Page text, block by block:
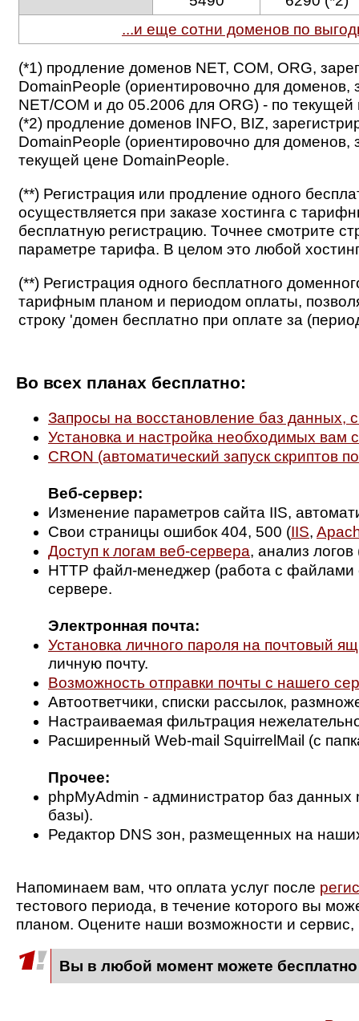
...и еще сотни доменов по
(*1) продление доменов NET, COM, ORG,
DomainPeople (ориентировочно для доменов,
NET/COM и до 05.2006 для ORG) - по
(*2) продление доменов INFO, BIZ,
DomainPeople (ориентировочно для доменов,
текущей цене DomainPeople.
(**) Регистрация или продление одного
осуществляется при заказе хостинга с
бесплатную регистрацию. Точнее смотрите
параметре тарифа. В целом это любой
(**) Регистрация одного бесплатного
тарифным планом и периодом оплаты,
строку 'домен бесплатно при оплате за
Во всех планах бесплатно:
Запросы на восстановление баз данных,
Установка и настройка необходимых вам
CRON (автоматический запуск скриптов
Веб-сервер:
Изменение параметров сайта IIS,
Свои страницы ошибок 404, 500 (IIS,
Доступ к логам веб-сервера, анализ логов
HTTP файл-менеджер (работа с файлами
сервере.
Электронная почта:
Установка личного пароля на почтовый
личную почту.
Возможность отправки почты с нашего
Автоответчики, списки рассылок,
Настраиваемая фильтрация
Расширенный Web-mail SquirrelMail (с
Прочее:
phpMyAdmin - администратор баз данных
базы).
Редактор DNS зон, размещенных на
Напоминаем вам, что оплата услуг после
тестового периода, в течение которого вы
планом. Оцените наши возможности и сервис,
Вы в любой момент можете